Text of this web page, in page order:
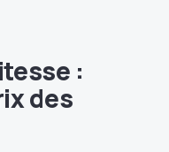
:
des